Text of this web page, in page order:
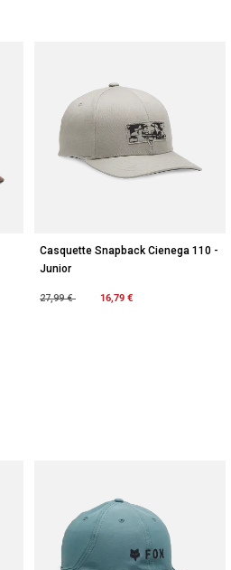
Casquette Snapback Cienega 110 -
Junior
Price reduced from
27,99 €to 16,79 €